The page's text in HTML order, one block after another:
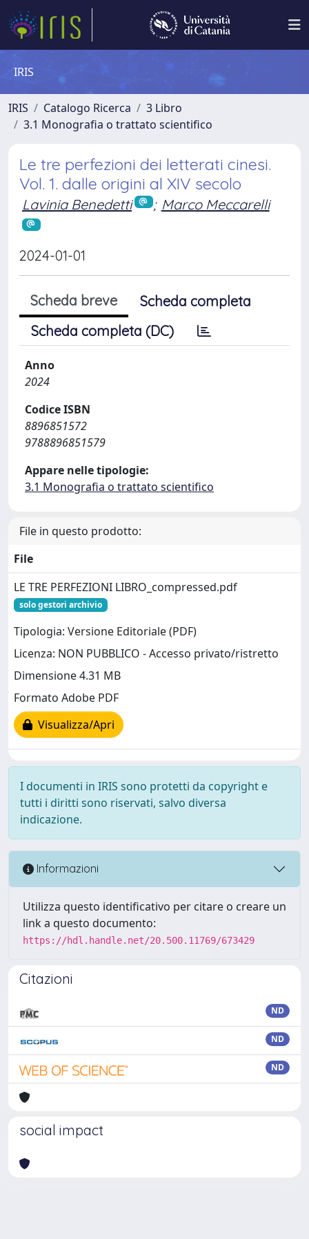
IRIS
IRIS Catalogo Ricerca
3 Libro
3.1 Monografia o trattato scientifico
Le tre perfezioni dei letterati cinesi.
Vol. 1. dalle origini al XIV secolo
Lavinia Benedetti ; Marco Meccarelli
2024-01-01
Scheda breve
Scheda completa
Scheda completa (DC)
Anno
2024
Codice ISBN
8896851572
9788896851579
Appare nelle tipologie:
3.1 Monografia o trattato scientifico
File in questo prodotto:
File
LE TRE PERFEZIONI LIBRO_compressed.pdf
solo gestori archivio
Tipologia: Versione Editoriale (PDF)
Licenza: NON PUBBLICO - Accesso privato/ristretto
Dimensione 4.31 MB
Formato Adobe PDF
Visualizza/Apri
I documenti in IRIS sono protetti da copyright e
tutti i diritti sono riservati, salvo diversa
indicazione.
Informazioni
Utilizza questo identificativo per citare o creare un
link a questo documento:
https://hdl.handle.net/20.500.11769/673429
Citazioni
ND
ND
ND
social impact